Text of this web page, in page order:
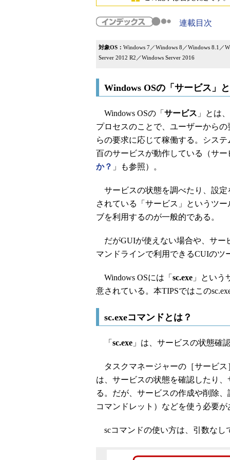
連載目次
対象OS： Windows 7／Windows 8／Windows 8.1／
Server 2012 R2／Windows Server 2016
Windows OSの「サービス」
Windows OSの「 サービス 」とは
プロセスのことで、ユーザーから
らの要求に応じて稼働する。シス
百のサービスが動作している（サー
か？ 」も参照）。
サービスの状態を調べたり、設定
されている「サービス」というツ
ブを利用するのが一般的である。
だがGUIが使えない場合や、サー
マンドラインで利用できるCUIのツ
Windows OSには「 sc.exe 」という
意されている。本TIPSではこの
sc.exeコマンドとは？
「 sc.exe 」は、サービスの状態確
タスクマネージャーの［サービス
は、サービスの状態を確認したり
る。だが、サービスの作成や削除、
コマンドレット）などを使う必要が
scコマンドの使い方は、引数なし